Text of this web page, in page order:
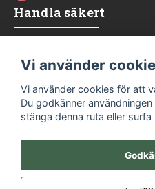
Handla säkert
Vi använder
Vi använder cookies för att
Du godkänner
stänga denna ruta eller